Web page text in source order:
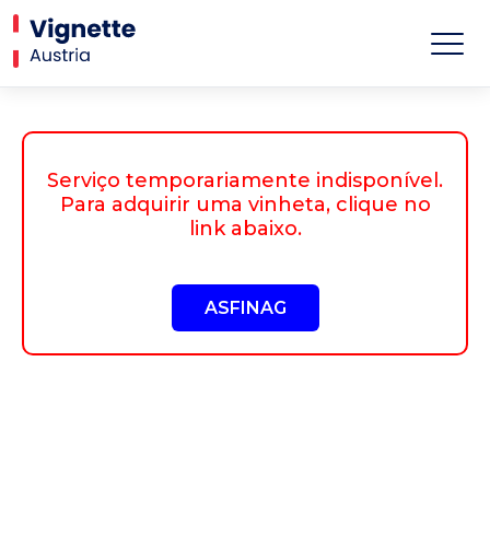
Serviço temporariamente indisponível.
Para adquirir uma vinheta, clique no
link abaixo.
ASFINAG